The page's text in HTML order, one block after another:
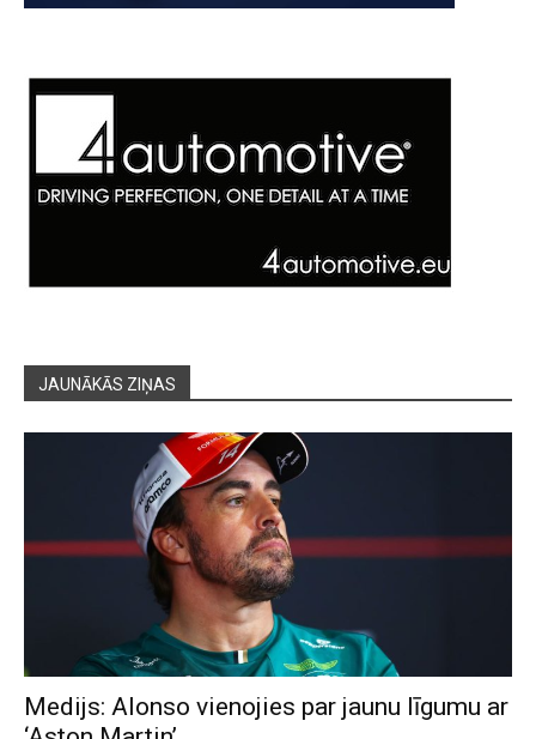
JAUNĀKĀS ZIŅAS
Medijs: Alonso vienojies par jaunu līgumu ar